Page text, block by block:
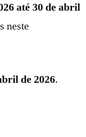
até 30 de abril
neste
de 2026.